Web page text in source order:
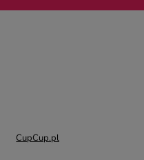
CupCup.pl